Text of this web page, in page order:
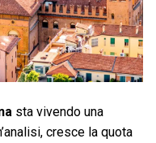
sta vivendo una
cresce la quota